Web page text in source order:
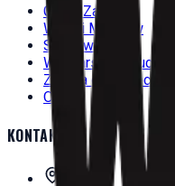
Grafik Zajęć
Wyniki Meczów
Siatkówka
Wędkarstwo
Zajęcia dla Dzieci
Obozy
KONTAKT